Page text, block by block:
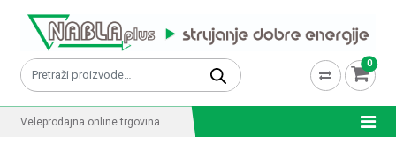
Pretraži: 0
Veleprodajna online trgovina